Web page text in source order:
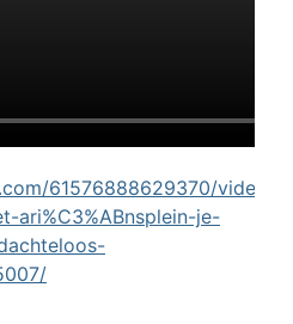
61576888629370/videos/
ari%C3%ABnsplein-je-